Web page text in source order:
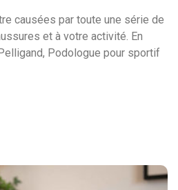
causées par toute une série de
et à votre activité. En
Podologue pour sportif